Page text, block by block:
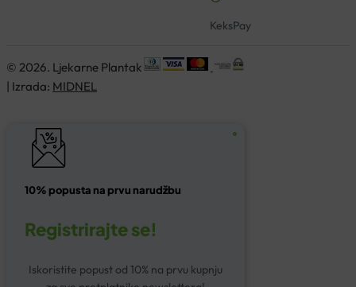
KeksPay
© 2026. Ljekarne Plantak
| Izrada: MIDNEL
10% popusta na prvu narudžbu
Registrirajte se!
Iskoristite popust od 10% na prvu kupnju